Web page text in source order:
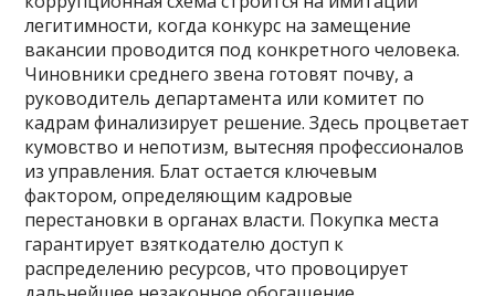
легитимности, когда конкурс на замещение
вакансии проводится под конкретного человека.
Чиновники среднего звена готовят почву, а
руководитель департамента или комитет по
кадрам финализирует решение. Здесь процветает
кумовство и непотизм, вытесняя профессионалов
из управления. Блат остается ключевым
фактором, определяющим кадровые
перестановки в органах власти. Покупка места
гарантирует взяткодателю доступ к
распределению ресурсов, что провоцирует